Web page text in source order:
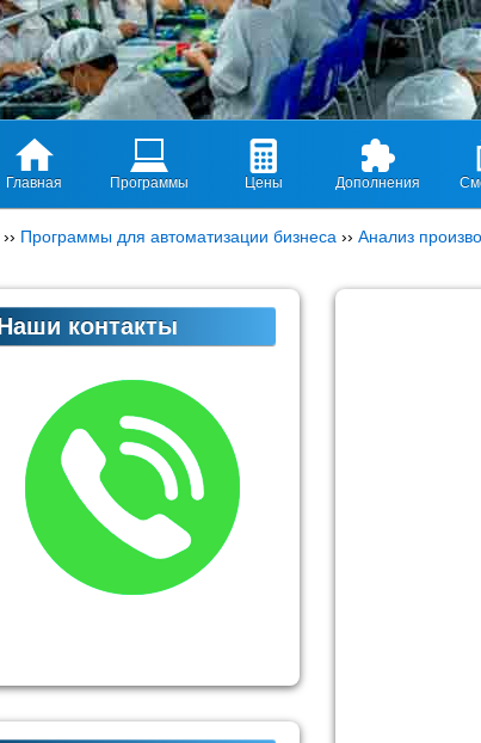
Главная Программы Цены Дополнения
›› Программы для автоматизации бизнеса ›› Анализ
контакты